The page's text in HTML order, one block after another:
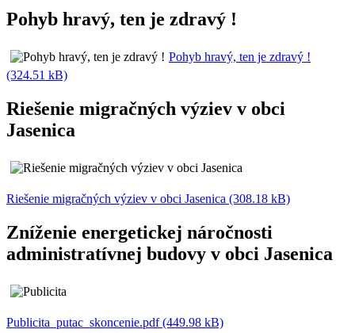
Pohyb hravý, ten je zdravý !
Pohyb hravý, ten je zdravý !
(324.51 kB)
Riešenie migračných výziev v obci
Jasenica
Riešenie migračných výziev v obci Jasenica (308.18 kB)
Zníženie energetickej náročnosti
administratívnej budovy v obci Jasenica
Publicita_putac_skoncenie.pdf (449.98 kB)